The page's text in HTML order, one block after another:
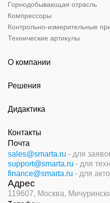
Горнодобывающая отрасль
Компрессоры
Контрольно-измерительные
Технические артикулы
О компании
Решения
Дидактика
Контакты
Почта
sales@smarta.ru - для
support@smarta.ru - для
finance@smarta.ru - для
Адрес
119607, Москва,